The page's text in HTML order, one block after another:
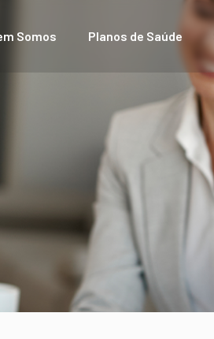
Somos Planos de Saúde